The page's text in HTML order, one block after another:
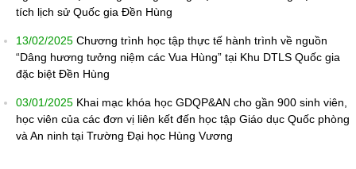
tích lịch sử Quốc gia Đền Hùng
13/02/2025 Chương trình học tập thực tế hành trình về nguồn
“Dâng hương tưởng niệm các Vua Hùng” tại Khu DTLS Quốc gia
đặc biệt Đền Hùng
03/01/2025 Khai mạc khóa học GDQP&AN cho gần 900 sinh viên,
học viên của các đơn vị liên kết đến học tập Giáo dục Quốc phòng
và An ninh tại Trường Đại học Hùng Vương